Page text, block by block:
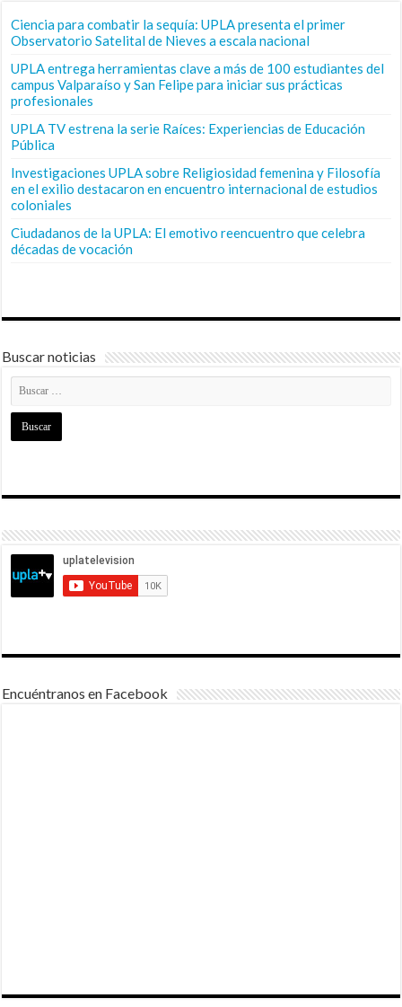
Ciencia para combatir la sequía: UPLA presenta el primer
Observatorio Satelital de Nieves a escala nacional
UPLA entrega herramientas clave a más de 100 estudiantes del
campus Valparaíso y San Felipe para iniciar sus prácticas
profesionales
UPLA TV estrena la serie Raíces: Experiencias de Educación
Pública
Investigaciones UPLA sobre Religiosidad femenina y Filosofía
en el exilio destacaron en encuentro internacional de estudios
coloniales
Ciudadanos de la UPLA: El emotivo reencuentro que celebra
décadas de vocación
Buscar noticias
Encuéntranos en Facebook